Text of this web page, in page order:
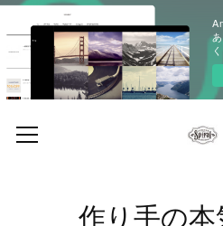
作り手の